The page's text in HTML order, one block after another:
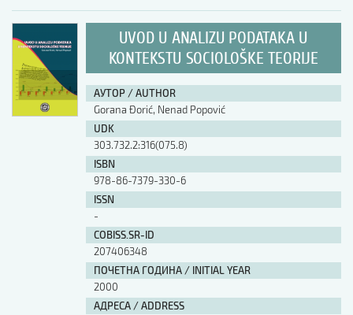
UVOD U ANALIZU PODATAKA U
KONTEKSTU SOCIOLOŠKE TEORIJE
АУТОР / AUTHOR
Gorana Đorić, Nenad Popović
UDK
303.732.2:316(075.8)
ISBN
978-86-7379-330-6
ISSN
-
COBISS.SR-ID
207406348
ПОЧЕТНА ГОДИНА / INITIAL YEAR
2000
АДРЕСА / ADDRESS